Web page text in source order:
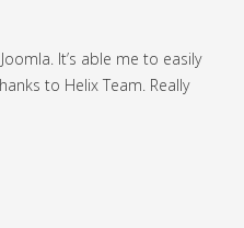
It’s able me to easily
to Helix Team. Really